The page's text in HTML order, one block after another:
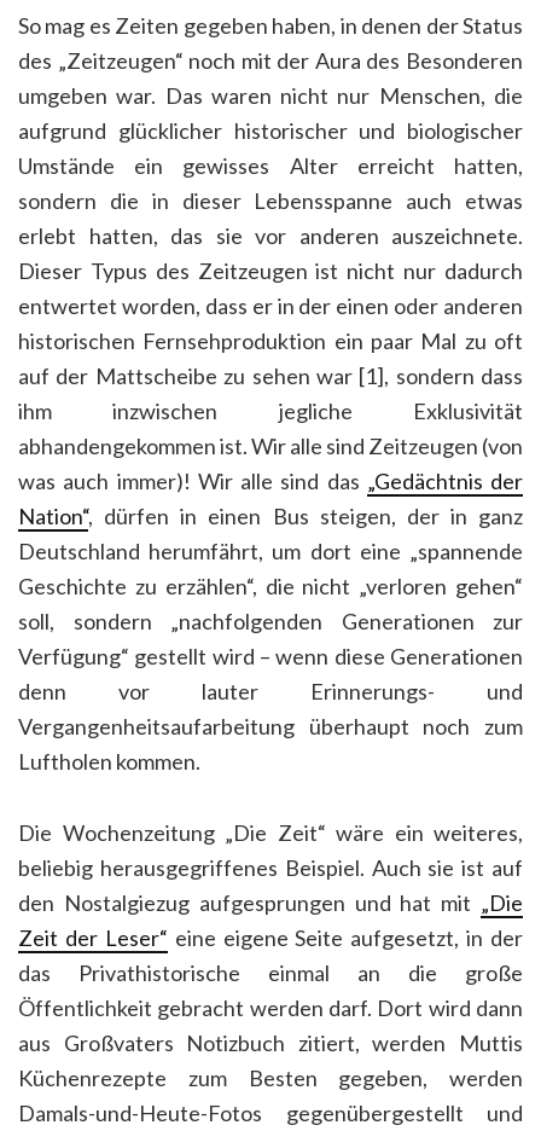
So mag es Zeiten gegeben haben, in denen der Status
des „Zeitzeugen“ noch mit der Aura des Besonderen
umgeben war. Das waren nicht nur Menschen, die
aufgrund glücklicher historischer und biologischer
Umstände ein gewisses Alter erreicht hatten,
sondern die in dieser Lebensspanne auch etwas
erlebt hatten, das sie vor anderen auszeichnete.
Dieser Typus des Zeitzeugen ist nicht nur dadurch
entwertet worden, dass er in der einen oder anderen
historischen Fernsehproduktion ein paar Mal zu oft
auf der Mattscheibe zu sehen war [1], sondern dass
ihm inzwischen jegliche Exklusivität
abhandengekommen ist. Wir alle sind Zeitzeugen (von
was auch immer)! Wir alle sind das „Gedächtnis der
Nation“, dürfen in einen Bus steigen, der in ganz
Deutschland herumfährt, um dort eine „spannende
Geschichte zu erzählen“, die nicht „verloren gehen“
soll, sondern „nachfolgenden Generationen zur
Verfügung“ gestellt wird – wenn diese Generationen
denn vor lauter Erinnerungs- und
Vergangenheitsaufarbeitung überhaupt noch zum
Luftholen kommen.
Die Wochenzeitung „Die Zeit“ wäre ein weiteres,
beliebig herausgegriffenes Beispiel. Auch sie ist auf
den Nostalgiezug aufgesprungen und hat mit „Die
Zeit der Leser“ eine eigene Seite aufgesetzt, in der
das Privathistorische einmal an die große
Öffentlichkeit gebracht werden darf. Dort wird dann
aus Großvaters Notizbuch zitiert, werden Muttis
Küchenrezepte zum Besten gegeben, werden
Damals-und-Heute-Fotos gegenübergestellt und